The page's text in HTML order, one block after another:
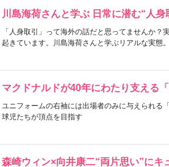
川島海荷さんと学ぶ 日常に潜む“人身
「人身取引」って海外の話だと思ってませんか？
起きています。川島海荷さんと学ぶリアルな実態。
マクドナルドが40年にわたり支える「
ユニフォームの右袖には出場者のみに与えられる
球児たちが頂点を目指す
森崎ウィン×向井康二“両片思い”にキ